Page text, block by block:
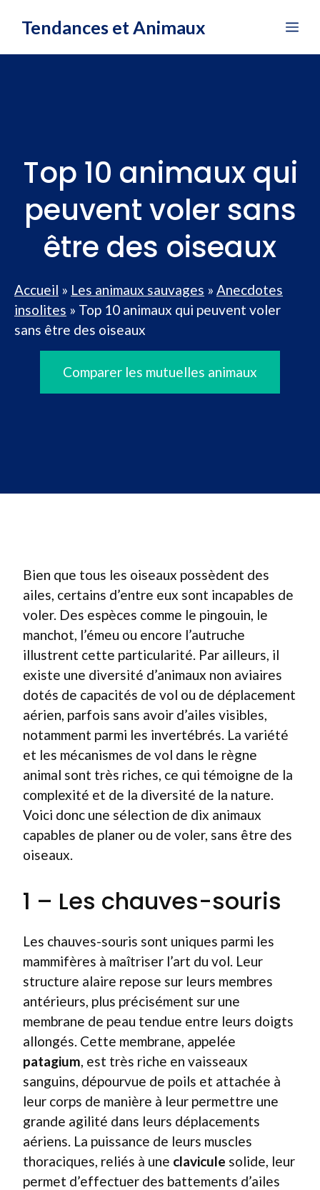
Tendances et Animaux
Top 10 animaux qui
peuvent voler sans
être des oiseaux
Accueil » Les animaux sauvages » Anecdotes
insolites » Top 10 animaux qui peuvent voler
sans être des oiseaux
Comparer les mutuelles animaux
Bien que tous les oiseaux possèdent des
ailes, certains d’entre eux sont incapables de
voler. Des espèces comme le pingouin, le
manchot, l’émeu ou encore l’autruche
illustrent cette particularité. Par ailleurs, il
existe une diversité d’animaux non aviaires
dotés de capacités de vol ou de déplacement
aérien, parfois sans avoir d’ailes visibles,
notamment parmi les invertébrés. La variété
et les mécanismes de vol dans le règne
animal sont très riches, ce qui témoigne de la
complexité et de la diversité de la nature.
Voici donc une sélection de dix animaux
capables de planer ou de voler, sans être des
oiseaux.
1 – Les chauves-souris
Les chauves-souris sont uniques parmi les
mammifères à maîtriser l’art du vol. Leur
structure alaire repose sur leurs membres
antérieurs, plus précisément sur une
membrane de peau tendue entre leurs doigts
allongés. Cette membrane, appelée
patagium , est très riche en vaisseaux
sanguins, dépourvue de poils et attachée à
leur corps de manière à leur permettre une
grande agilité dans leurs déplacements
aériens. La puissance de leurs muscles
thoraciques, reliés à une clavicule solide, leur
permet d’effectuer des battements d’ailes